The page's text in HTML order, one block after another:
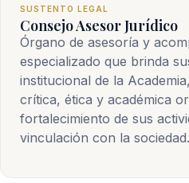
SUSTENTO LEGAL
Consejo Asesor Jurídico
Órgano de asesoría y
especializado que brinda
institucional de la
crítica, ética y académica
fortalecimiento de sus
vinculación con la sociedad.